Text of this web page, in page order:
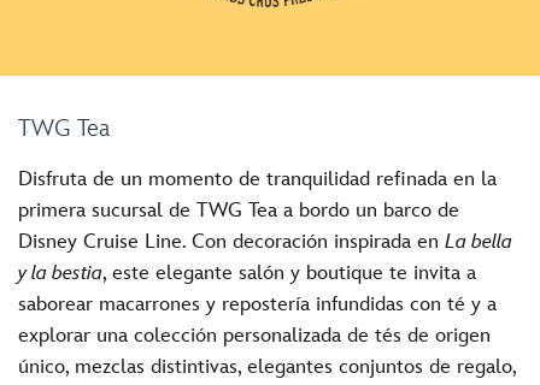
TWG Tea
Disfruta de un momento de tranquilidad refinada en la
primera sucursal de TWG Tea a bordo un barco de
Disney Cruise Line. Con decoración inspirada en La bella
y la bestia, este elegante salón y boutique te invita a
saborear macarrones y repostería infundidas con té y a
explorar una colección personalizada de tés de origen
único, mezclas distintivas, elegantes conjuntos de regalo,